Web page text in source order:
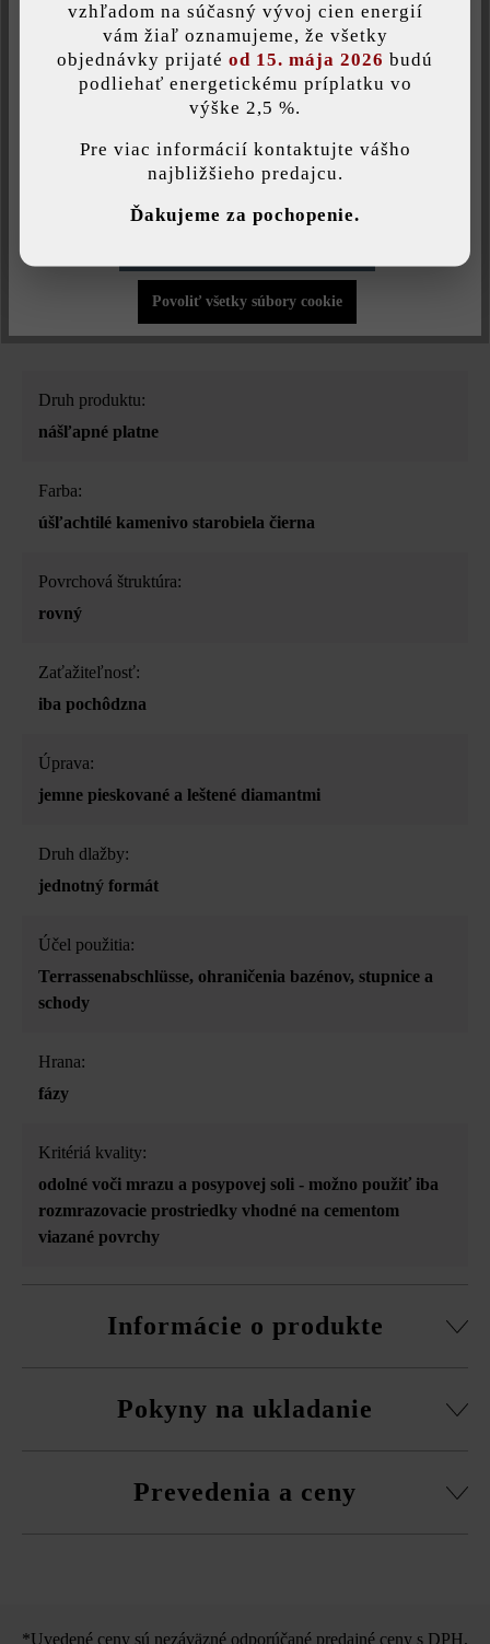
Tlač stránky
Číslo produktu:23197
Opis produktu
Druh produktu:
nášľapné platne
Farba:
úšľachtilé kamenivo starobiela čierna
Povrchová štruktúra:
rovný
Zaťažiteľnosť:
iba pochôdzna
Úprava:
jemne pieskované a leštené diamantmi
Druh dlažby:
jednotný formát
Účel použitia:
Terrassenabschlüsse, ohraničenia bazénov, stupnice a
schody
Hrana:
fázy
Kritériá kvality:
odolné voči mrazu a posypovej soli - možno použiť iba
rozmrazovacie prostriedky vhodné na cementom
viazané povrchy
Informácie o produkte
produktov v rámci sekcie Stavebné tipy/služby.
Pokyny na ukladanie
pomocou nefarbiaceho plastového kladiva.
Prevedenia a ceny
hranou
*Uvedené ceny sú nezáväzné odporúčané predajné ceny s DPH,
Uložiť individuálne nastavenie
Táto webová stránka používa súbory cookie, aby vám ponúkla
Povoliť všetky súbory cookie
vzhľadom na súčasný vývoj cien energií
vám žiaľ oznamujeme, že všetky
objednávky prijaté od 15. mája 2026 budú
podliehať energetickému príplatku vo
výške 2,5 %.
Pre viac informácií kontaktujte vášho
najbližšieho predajcu.
Ďakujeme za pochopenie.